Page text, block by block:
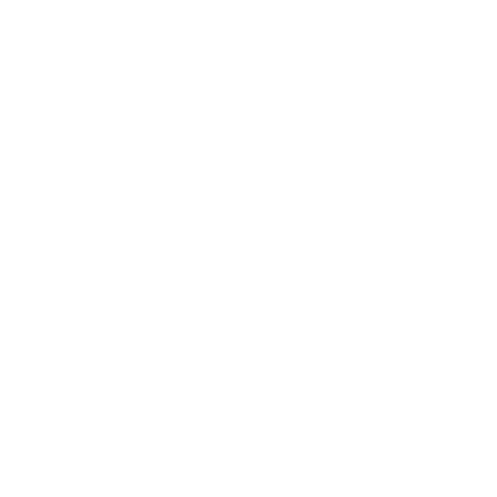
oslavuje 36. narodeniny - na trhu od roku 1990